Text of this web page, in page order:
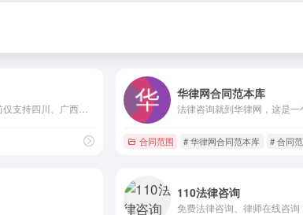
人民法院在线服务全国版PC端，目前仅支持四川、广西、浙江、河南、青海、西藏 ，其他地区将陆续接入。
华律网合同范本库
合同范围 # 华律网合同范本库 # 合同
110法律咨询
免费法律咨询、律师在线咨询